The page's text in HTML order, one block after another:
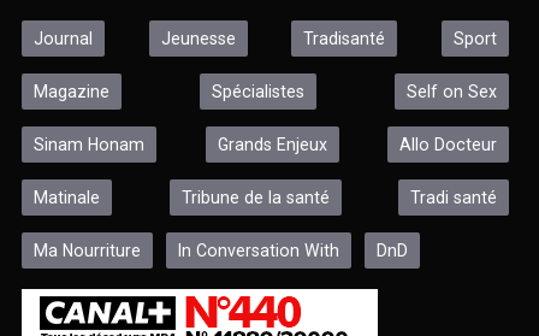
Journal Jeunesse Tradisanté Sport
Magazine Spécialistes Self on Sex
Sinam Honam Grands Enjeux Allo Docteur
Matinale Tribune de la santé Tradi santé
Ma Nourriture In Conversation With DnD